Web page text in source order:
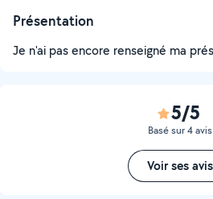
Présentation
Je n'ai pas encore renseigné ma
5/5
Basé sur 4 avis
Voir ses avis